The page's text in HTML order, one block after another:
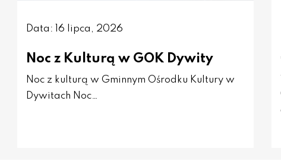
Data: 16 lipca, 2026
Noc z Kulturą w GOK Dywity
Noc z kulturą w Gminnym Ośrodku Kultury w
Dywitach Noc…